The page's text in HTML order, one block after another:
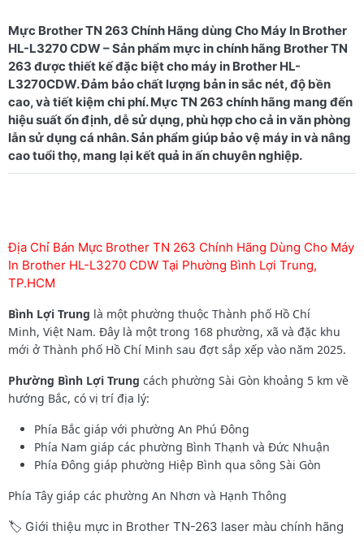
Mực Brother TN 263 Chính Hãng dùng Cho Máy In Brother
HL-L3270 CDW – Sản phẩm mực in chính hãng Brother TN
263 được thiết kế đặc biệt cho máy in Brother HL-
L3270CDW. Đảm bảo chất lượng bản in sắc nét, độ bền
cao, và tiết kiệm chi phí. Mực TN 263 chính hãng mang đến
hiệu suất ổn định, dễ sử dụng, phù hợp cho cả in văn phòng
lẫn sử dụng cá nhân. Sản phẩm giúp bảo vệ máy in và nâng
Địa Chỉ Bán Mực Brother TN 263 Chính Hãng Dùng Cho Máy
In Brother HL-L3270 CDW Tại Phường Bình Lợi Trung,
TP.HCM
Bình Lợi Trung là một phường thuộc Thành phố Hồ Chí
Minh, Việt Nam. Đây là một trong 168 phường, xã và đặc khu
mới ở Thành phố Hồ Chí Minh sau đợt sắp xếp vào năm 2025.
Phường Bình Lợi Trung cách phường Sài Gòn khoảng 5 km về
hướng Bắc, có vị trí địa lý:
Phía Bắc giáp với phường An Phú Đông
Phía Nam giáp các phường Bình Thạnh và Đức Nhuận
Phía Đông giáp phường Hiệp Bình qua sông Sài Gòn
Phía Tây giáp các phường An Nhơn và Hạnh Thông
🏷️ Giới thiệu mực in Brother TN-263 laser màu chính hãng